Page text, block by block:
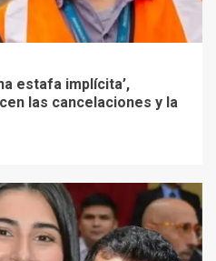
estafa implícita’,
las cancelaciones y la